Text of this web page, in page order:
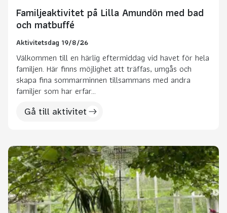
Familjeaktivitet på Lilla Amundön med bad
och matbuffé
Aktivitetsdag 19/8/26
Välkommen till en härlig eftermiddag vid havet för hela
familjen. Här finns möjlighet att träffas, umgås och
skapa fina sommarminnen tillsammans med andra
familjer som har erfar...
Gå till aktivitet